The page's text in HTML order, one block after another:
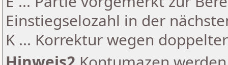
Einstiegselozahl in der
K ... Korrektur wegen